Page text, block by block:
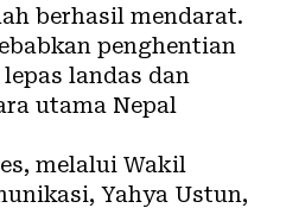
berhasil mendarat.
penghentian
landas dan
utama Nepal
melalui Wakil
Yahya Ustun,